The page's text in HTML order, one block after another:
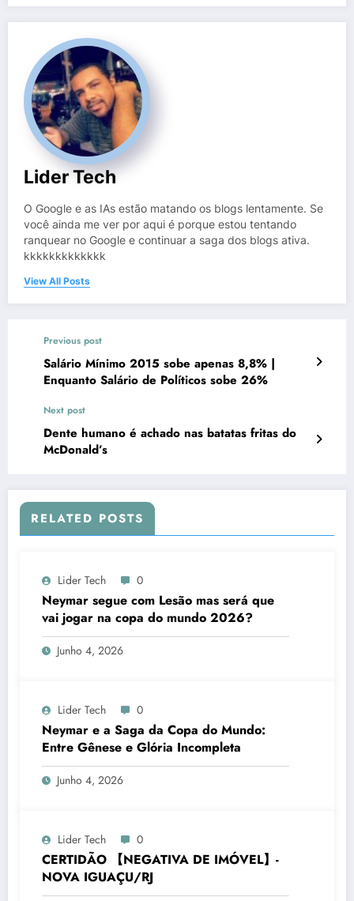
Lider Tech
O Google e as IAs estão matando os blogs lentamente. Se
você ainda me ver por aqui é porque estou tentando
ranquear no Google e continuar a saga dos blogs ativa.
kkkkkkkkkkkkk
View All Posts
Previous post
Salário Mínimo 2015 sobe apenas 8,8% |
Enquanto Salário de Políticos sobe 26%
Next post
Dente humano é achado nas batatas fritas do
McDonald’s
RELATED POSTS
Lider Tech 0
Neymar segue com Lesão mas será que
vai jogar na copa do mundo 2026?
Junho 4, 2026
Lider Tech 0
Neymar e a Saga da Copa do Mundo:
Entre Gênese e Glória Incompleta
Junho 4, 2026
Lider Tech 0
CERTIDÃO 【NEGATIVA DE IMÓVEL】-
NOVA IGUAÇU/RJ